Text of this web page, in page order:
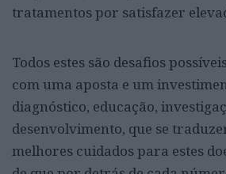
tratamentos por satisfazer
Todos estes são desafios
com uma aposta e um
diagnóstico, educação,
desenvolvimento, que se
melhores cuidados para estes